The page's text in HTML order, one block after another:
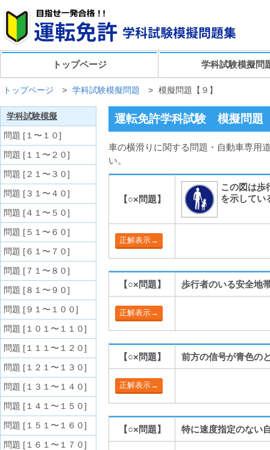
トップページ 学科試験模擬問
トップページ > 学科試験模擬問題 > 模擬問題【９】
運転免許学科試験 模擬問題
車の横滑りに関する問題・自動車専用
い。
【○×問題】
この図は歩
を示してい
【○×問題】 歩行者のいる安全地
【○×問題】 前方の信号が青色の
【○×問題】 特に速度指定のない
学科試験模擬
問題 [１〜１０]
問題 [１１〜２０]
問題 [２１〜３０]
問題 [３１〜４０]
問題 [４１〜５０]
問題 [５１〜６０]
問題 [６１〜７０]
問題 [７１〜８０]
問題 [８１〜９０]
問題 [９１〜１００]
問題 [１０１〜１１０]
問題 [１１１〜１２０]
問題 [１２１〜１３０]
問題 [１３１〜１４０]
問題 [１４１〜１５０]
問題 [１５１〜１６０]
問題 [１６１〜１７０]